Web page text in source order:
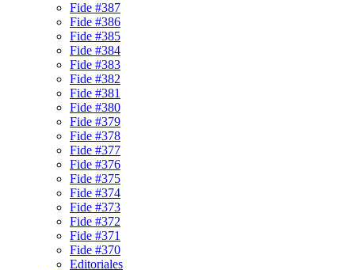
Fide #387
Fide #386
Fide #385
Fide #384
Fide #383
Fide #382
Fide #381
Fide #380
Fide #379
Fide #378
Fide #377
Fide #376
Fide #375
Fide #374
Fide #373
Fide #372
Fide #371
Fide #370
Editoriales